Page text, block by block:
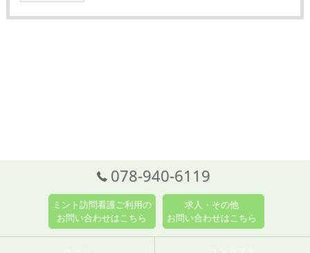
078-940-6119
ミント訪問看護ご利用の
お問い合わせはこちら
求人・その他
お問い合わせはこちら